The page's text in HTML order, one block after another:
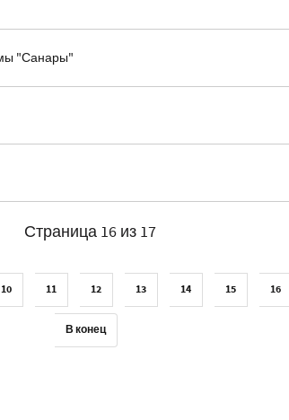
"Санары"
Страница 16 из 17
10 11 12 13 14 15 16
В конец